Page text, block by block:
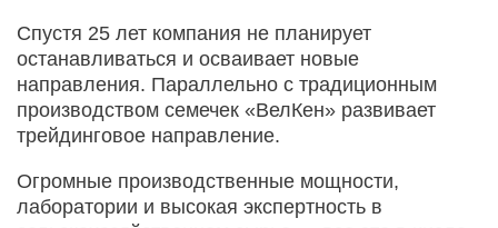
Спустя 25 лет компания не планирует
останавливаться и осваивает новые
направления. Параллельно с традиционным
производством семечек «ВелКен» развивает
трейдинговое направление.
Огромные производственные мощности,
лаборатории и высокая экспертность в